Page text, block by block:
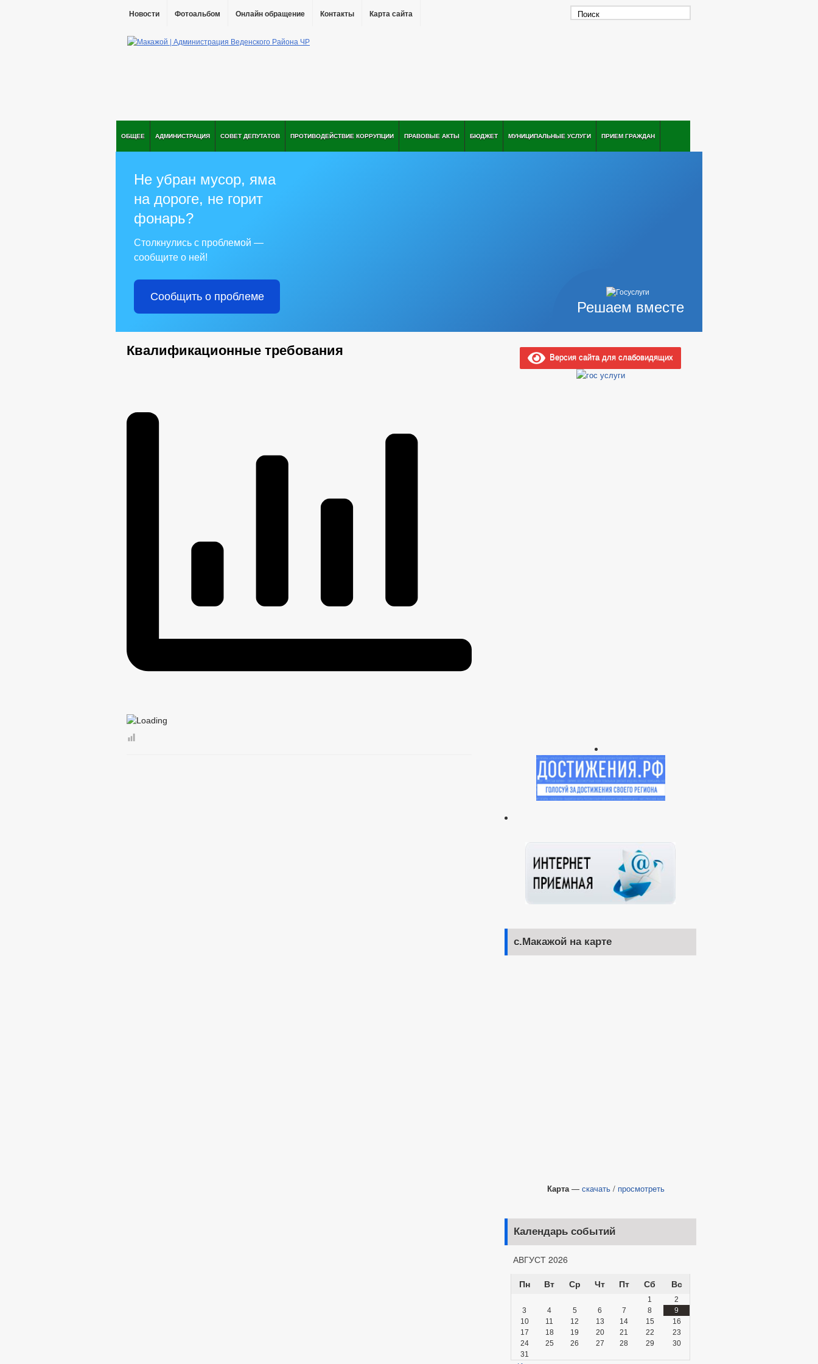
Новости Фотоальбом Онлайн обращение Контакты Карта сайта
ОБЩЕЕ АДМИНИСТРАЦИЯ СОВЕТ ДЕПУТАТОВ ПРОТИВОДЕЙСТВИЕ КОРРУПЦИИ ПРАВОВЫЕ АКТЫ БЮДЖЕТ МУНИЦИПАЛЬНЫЕ УСЛУГИ ПРИЕМ ГРАЖДАН
Решаем вместе
Не убран мусор, яма
на дороге, не горит
фонарь?
Столкнулись с проблемой —
сообщите о ней!
Сообщить о проблеме
Квалификационные требования Версия сайта для слабовидящих
с.Макажой на карте
Карта— скачать / просмотреть
Календарь событий
АВГУСТ 2026
Пн
Вт Ср Чт Пт Сб Вс
1
2
3
4 5 6 7 8
9
10
11 12 13 14 15
16
17
18 19 20 21 22
23
24
25 26 27 28 29
30
31